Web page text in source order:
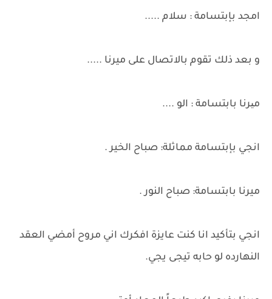
امجد بإبتسامة : سلام .....
و بعد ذلك تقوم بالاتصال على ميرنا .....
میرنا بابتسامة : الو ....
انجي بإبتسامة مماثلة: صباح الخير .
ميرنا بابتسامة: صباح النور .
انجي بتأكيد انا كنت عايزة افكرك اني مروح أمضي العقد
النهارده لو حابه تيجى يجي.